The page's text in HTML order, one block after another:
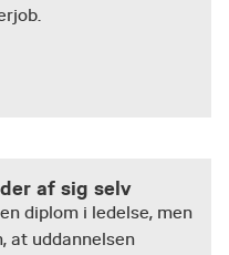
af sig selv
diplom i ledelse, men
at uddannelsen